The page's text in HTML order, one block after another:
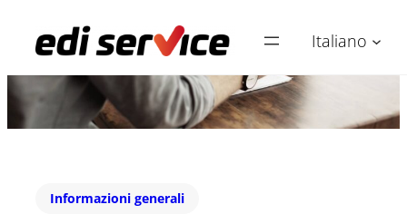
Italiano
Informazioni generali